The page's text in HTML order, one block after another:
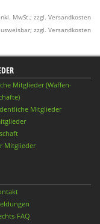
inkl. MwSt.; zzgl. Versandkosten
zzgl. Versandkosten
Mitglieder (Waffen-
Mitglieder
Mitglieder
FAQ